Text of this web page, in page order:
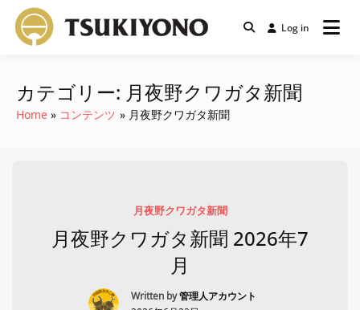
Skip
ぶ村｜クワガ
タ＆カブトム
Log in
カテゴリー: 月夜野クワガタ新聞
Home コンテンツ 月夜野クワガタ新聞
月夜野クワガタ新聞
月夜野クワガタ新聞 2026年7
月
Written by管理人アカウント